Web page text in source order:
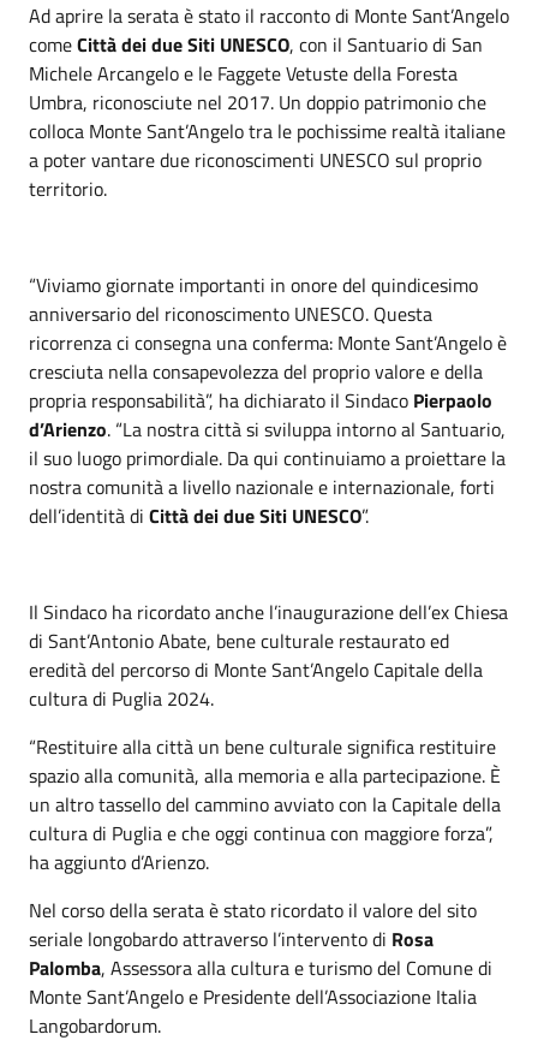
Ad aprire la serata è stato il racconto di Monte Sant’Angelo
comeCittà dei due Siti UNESCO, con il Santuario di San
Michele Arcangelo e le Faggete Vetuste della Foresta
Umbra, riconosciute nel 2017. Un doppio patrimonio che
colloca Monte Sant’Angelo tra le pochissime realtà italiane
a poter vantare due riconoscimenti UNESCO sul proprio
territorio.
“Viviamo giornate importanti in onore del quindicesimo
anniversario del riconoscimento UNESCO. Questa
ricorrenza ci consegna una conferma: Monte Sant’Angelo è
cresciuta nella consapevolezza del proprio valore e della
propria responsabilità”, ha dichiarato il Sindaco Pierpaolo
d’Arienzo. “La nostra città si sviluppa intorno al Santuario,
il suo luogo primordiale. Da qui continuiamo a proiettare la
nostra comunità a livello nazionale e internazionale, forti
dell’identità di Città dei due Siti UNESCO”.
Il Sindaco ha ricordato anche l’inaugurazione dell’ex Chiesa
di Sant’Antonio Abate, bene culturale restaurato ed
eredità del percorso di Monte Sant’Angelo Capitale della
cultura di Puglia 2024.
“Restituire alla città un bene culturale significa restituire
spazio alla comunità, alla memoria e alla partecipazione. È
un altro tassello del cammino avviato con la Capitale della
cultura di Puglia e che oggi continua con maggiore forza”,
ha aggiunto d’Arienzo.
Nel corso della serata è stato ricordato il valore del sito
seriale longobardo attraverso l’intervento di Rosa
Palomba, Assessora alla cultura e turismo del Comune di
Monte Sant’Angelo e Presidente dell’Associazione Italia
Langobardorum.